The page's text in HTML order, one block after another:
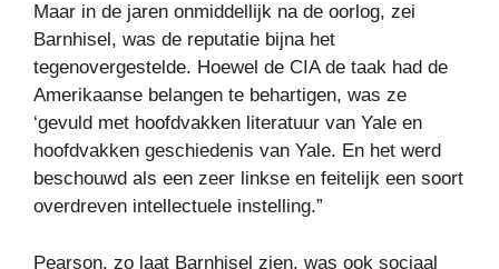
Maar in de jaren onmiddellijk na de oorlog, zei
Barnhisel, was de reputatie bijna het
tegenovergestelde. Hoewel de CIA de taak had de
Amerikaanse belangen te behartigen, was ze
‘gevuld met hoofdvakken literatuur van Yale en
hoofdvakken geschiedenis van Yale. En het werd
beschouwd als een zeer linkse en feitelijk een soort
overdreven intellectuele instelling.”
Pearson, zo laat Barnhisel zien, was ook sociaal